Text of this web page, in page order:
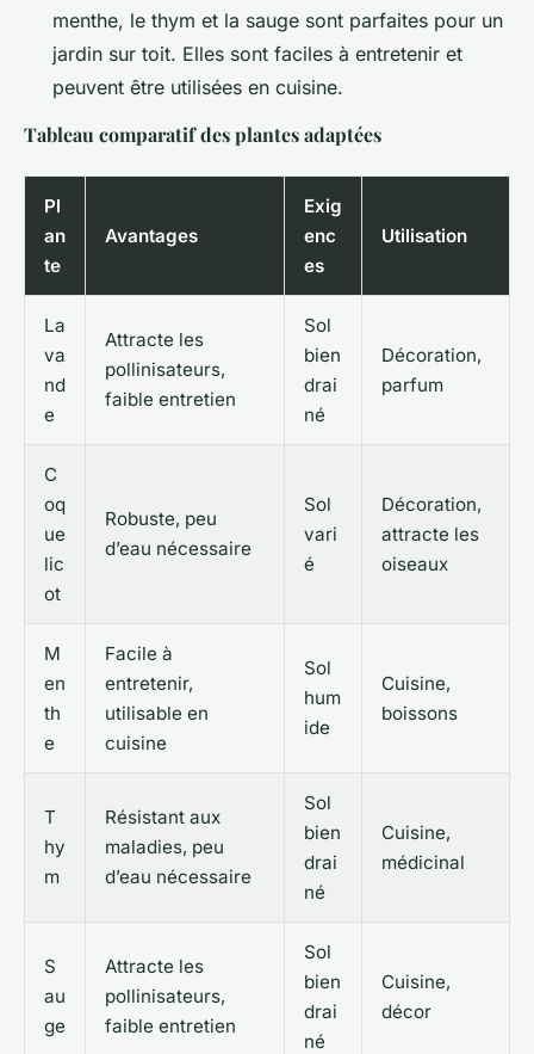
menthe, le thym et la sauge sont parfaites pour un
jardin sur toit. Elles sont faciles à entretenir et
peuvent être utilisées en cuisine.
Tableau comparatif des plantes adaptées
Pl
an
te
Avantages
Exig
enc
es
Utilisation
La
va
nd
e
Attracte les
pollinisateurs,
faible entretien
Sol
bien
drai
né
Décoration,
parfum
C
oq
ue
lic
ot
Robuste, peu
d’eau nécessaire
Sol
vari
é
Décoration,
attracte les
oiseaux
M
en
th
e
Facile à
entretenir,
utilisable en
cuisine
Sol
hum
ide
Cuisine,
boissons
T
hy
m
Résistant aux
maladies, peu
d’eau nécessaire
Sol
bien
drai
né
Cuisine,
médicinal
S
au
ge
Attracte les
pollinisateurs,
faible entretien
Sol
bien
drai
né
Cuisine,
décor